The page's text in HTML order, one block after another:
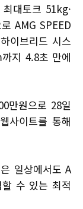
대토크 51kg·
AMG SPEED
이브리드 시스
지 4.8초 만에
만원으로 28일
사이트를 통해
일상에서도 A
수 있는 최적